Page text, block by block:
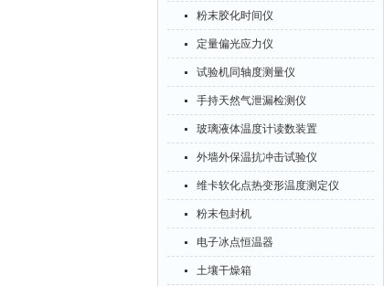
粉末胶化时间仪
定量偏光应力仪
试验机同轴度测量仪
手持天然气泄漏检测仪
玻璃液体温度计读数装置
外墙外保温抗冲击试验仪
维卡软化点热变形温度测定仪
粉末包封机
电子冰点恒温器
土壤干燥箱